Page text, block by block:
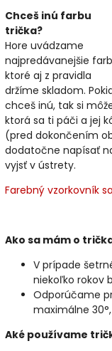
Chceš inú farbu
trička?
Hore uvádzame
najpredávanejšie
ktoré aj z pravidla
držíme skladom.
chceš inú, tak si
ktorá sa ti páči a jej
(pred dokončením
dodatočne napísať
vyjsť v ústrety.
Farebný vzorkovník
Ako sa mám o
V prípade
niekoľko rokov
Odporúčame
maximálne
Aké používame